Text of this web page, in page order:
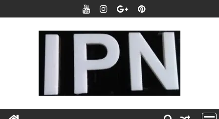
k
t